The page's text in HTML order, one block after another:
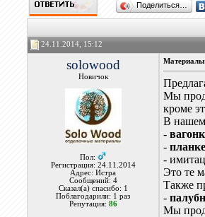
Поделиться…
24.11.2014, 15:12
solowood
Новичок
Пол:
Регистрация: 24.11.2014
Адрес: Истра
Сообщений: 4
Сказал(а) спасибо: 1
Поблагодарили: 1 раз
Репутация: 86
Материалы
Мы
кроме
В нашем
-
-
-
Это те
Также
-
Мы